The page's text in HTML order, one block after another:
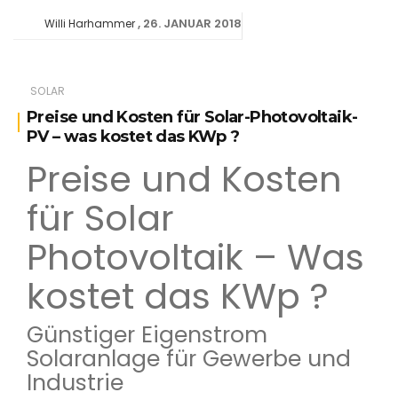
SOLAR
Preise und Kosten für Solar-Photovoltaik-
PV – was kostet das KWp ?
Willi Harhammer 26. JANUAR 2018
Preise und Kosten
für Solar
Photovoltaik – Was
kostet das KWp ?
Günstiger Eigenstrom
Solaranlage für Gewerbe und
Industrie